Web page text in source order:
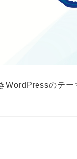
WordPressのテ